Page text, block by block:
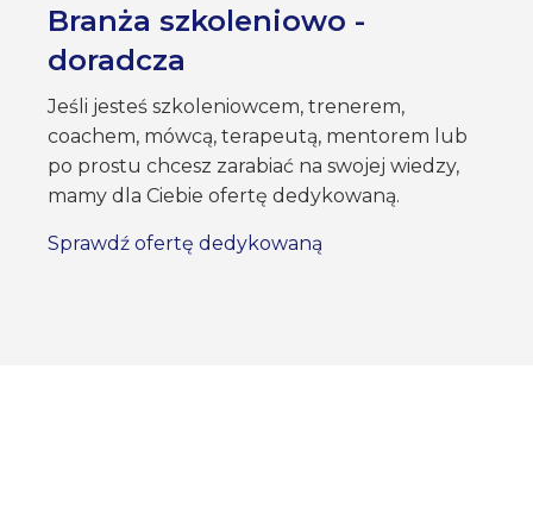
Branża szkoleniowo -
doradcza
Jeśli jesteś szkoleniowcem, trenerem,
coachem, mówcą, terapeutą, mentorem lub
po prostu chcesz zarabiać na swojej wiedzy,
mamy dla Ciebie ofertę dedykowaną.
Sprawdź ofertę dedykowaną